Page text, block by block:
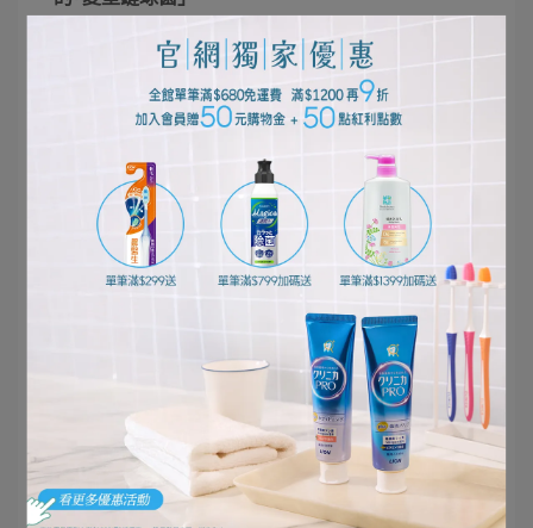
否有聽過? 蛀牙菌的正式名稱是「變型鏈球菌
(Streptococcus mutans )」，是大約1μm(1/1000mm)的
大小。是口腔中存在的口腔連鎖球菌的一種，如同
被稱為是「蛀牙菌」呢?以下說明理由:
變型鏈球菌所製造出的｢黏質｣是蛀牙的原因
蛀牙是由「齒垢」中的菌所製出的酸而溶化了牙齒
所引起的病。口中有許多種的細菌，也有許多菌會
產生溶化了牙齒的酸，其中，變型鏈球菌被稱為是
蛀牙菌的理由是，不只會產生酸，還會製造出無法
溶於水的「黏質」，且強力附著在牙齒上，此黏質
就是: 「葡聚醣」。
變型鏈球菌製造出了葡聚醣後，無法沖洗細菌，牙
齒表面容易附著細菌，變成了細菌的集中處而形成
齒垢，進而變成了蛀牙。
變型鏈球菌會傳染給｢嬰兒｣